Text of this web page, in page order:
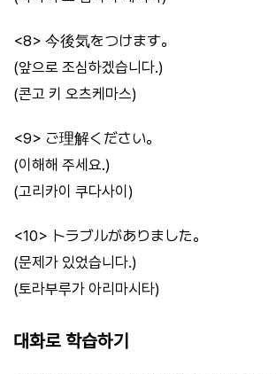
<8> 今後気をつけます。
(앞으로 조심하겠습니다.)
(콘고 키 오츠케마스)
<9> ご理解ください。
(이해해 주세요.)
(고리카이 쿠다사이)
<10> トラブルがありました。
(문제가 있었습니다.)
(토라부루가 아리마시타)
대화로 학습하기